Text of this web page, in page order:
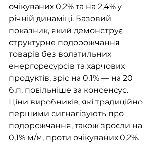
очікуваних 0,2% та на 2,4% у
річній динаміці. Базовий
показник, який демонструє
структурне подорожчання
товарів без волатильних
енергоресурсів та харчових
продуктів, зріс на 0,1% — на 20
б.п. повільніше за консенсус.
Ціни виробників, які традиційно
першими сигналізують про
подорожчання, також зросли на
0,1% м/м, проти очікуваних 0,2%.